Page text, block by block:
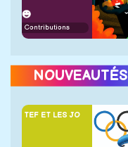
Contributions
NOUVEAUTÉS
TEF ET LES JO